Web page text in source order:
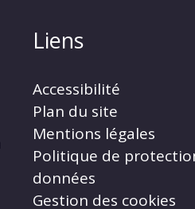
Liens
Accessibilité
Plan du site
Mentions légales
Politique de
données
Gestion des cookies